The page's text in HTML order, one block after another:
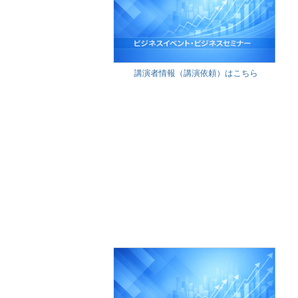
講演者情報（講演依頼）はこちら